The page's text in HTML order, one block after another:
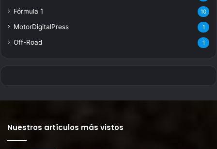
Fórmula 1 10
MotorDigitalPress 1
Off-Road 1
Nuestros artículos más vistos